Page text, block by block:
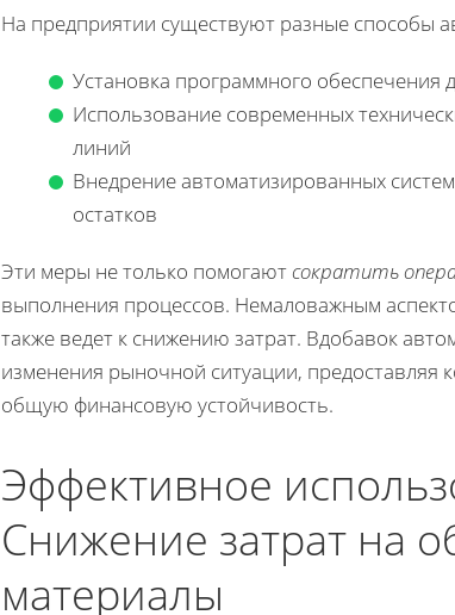
На предприятии существуют разные способы
Установка программного обеспечения
Использование современных
линий
Внедрение автоматизированных
остатков
Эти меры не только помогаютсократить
выполнения процессов. Немаловажным
также ведет к снижению затрат. Вдобавок
изменения рыночной ситуации,
общую финансовую устойчивость.
Эффективное
Снижение затрат на
материалы